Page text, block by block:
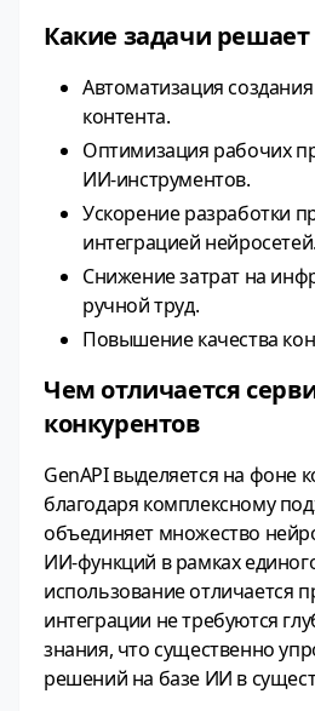
Какие задачи решает
Автоматизация
контента.
Оптимизация рабочих
ИИ‑инструментов.
Ускорение разработки
интеграцией нейросетей.
Снижение затрат на
ручной труд.
Повышение качества
Чем отличается
конкурентов
GenAPI выделяется на фоне
благодаря комплексному
объединяет множество
ИИ‑функций в рамках
использование отличается
интеграции не требуются
знания, что существенно
решений на базе ИИ в